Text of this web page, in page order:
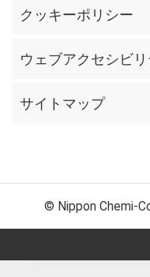
クッキーポリシー
ウェブアクセシビリ
サイトマップ
© Nippon Chemi-